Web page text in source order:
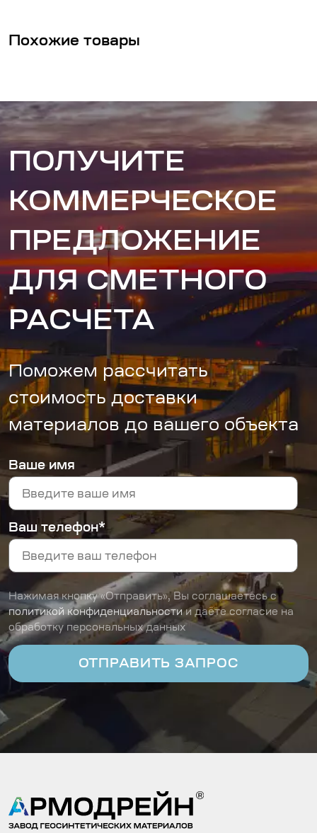
Похожие товары
ПОЛУЧИТЕ
КОММЕРЧЕСКОЕ
ПРЕДЛОЖЕНИЕ
ДЛЯ СМЕТНОГО
РАСЧЕТА
Поможем рассчитать
стоимость доставки
материалов до вашего объекта
Ваше имя
Ваш телефон*
Нажимая кнопку «Отправить», Вы соглашаетесь с
политикой конфиденциальностии даёте согласие на
обработку персональных данных